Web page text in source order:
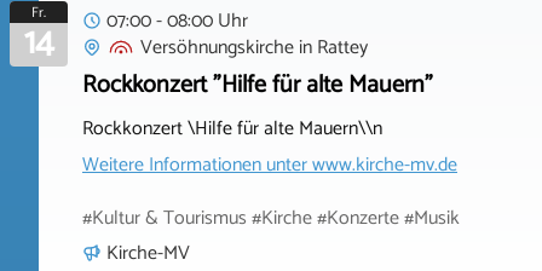
Fr.
14
07:00 - 08:00 Uhr
VersöhnungskircheinRattey
Rockkonzert "Hilfe für alte Mauern"
Rockkonzert \Hilfe für alte Mauern\\n
Weitere Informationen unterwww.kirche-mv.de
#Kultur & Tourismus #Kirche #Konzerte #Musik
Kirche-MV